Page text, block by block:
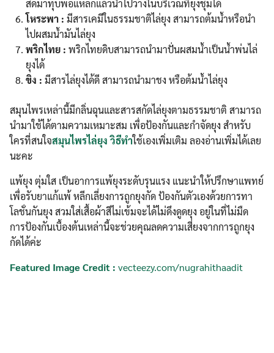
สดมาทุบพอแหลกแล้วนำไปวางในบริเวณที่ยุงชุมได้
โหระพา : มีสารเคมีในธรรมชาติไล่ยุง สามารถต้มน้ำหรือนำ
ไปผสมน้ำมันไล่ยุง
พริกไทย : พริกไทยดิบสามารถนำมาปั่นผสมน้ำเป็นน้ำพ่นไล่
ยุงได้
ขิง : มีสารไล่ยุงได้ดี สามารถนำมาชง หรือต้มน้ำไล่ยุง
สมุนไพรเหล่านี้มีกลิ่นฉุนและสารสกัดไล่ยุงตามธรรมชาติ สามารถ
นำมาใช้ได้ตามความเหมาะสม เพื่อป้องกันและกำจัดยุง สำหรับ
ใครที่สนใจสมุนไพรไล่ยุง วิธีทำใช้เองเพิ่มเติม ลองอ่านเพิ่มได้เลย
นะคะ
แพ้ยุง ตุ่มใส เป็นอาการแพ้ยุงระดับรุนแรง แนะนำให้ปรึกษาแพทย์
เพื่อรับยาแก้แพ้ หลีกเลี่ยงการถูกยุงกัด ป้องกันตัวเองด้วยการทา
โลชั่นกันยุง สวมใส่เสื้อผ้าสีไม่เข้มจะได้ไม่ดึงดูดยุง อยู่ในที่ไม่มืด
การป้องกันเบื้องต้นเหล่านี้จะช่วยคุณลดความเสี่ยงจากการถูกยุง
กัดได้ค่ะ
Featured Image Credit : vecteezy.com/nugrahithaadit